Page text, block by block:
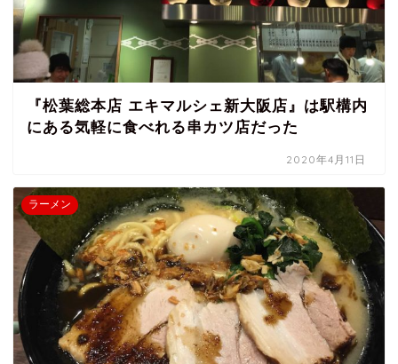
『松葉総本店 エキマルシェ新大阪店』は駅構内
にある気軽に食べれる串カツ店だった
2020年4月11日
ラーメン